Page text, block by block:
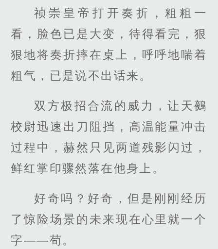
祯崇皇帝打开奏折，粗粗一
看，脸色已是大变，待得看完，狠
狠地将奏折摔在桌上，呼呼地喘着
粗气，已是说不出话来。
双方极招合流的威力，让天鵺
校尉迅速出刀阻挡，高温能量冲击
过程中，赫然只见两道残影闪过，
鲜红掌印骤然落在他身上。
好奇吗？好奇，但是刚刚经历
了惊险场景的未来现在心里就一个
字——苟。